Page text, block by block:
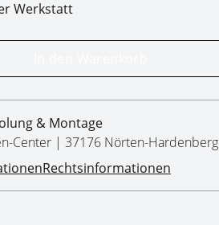
Werkstatt
& Montage
Center | 37176 Nörten-Hardenberg
Rechtsinformationen